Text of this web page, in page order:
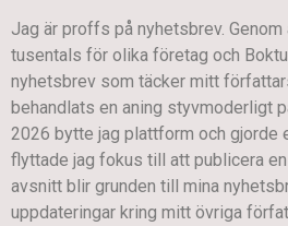
Jag är proffs på nyhetsbrev.
tusentals för olika företag och
nyhetsbrev som täcker mitt
behandlats en aning styvmoderligt
2026 bytte jag plattform och gjorde
flyttade jag fokus till att publicera
avsnitt blir grunden till mina
uppdateringar kring mitt övriga